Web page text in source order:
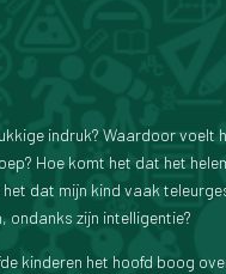
indruk? Waardoor voelt
Hoe komt het dat het
dat mijn kind vaak
ondanks zijn intelligentie?
kinderen het hoofd boog